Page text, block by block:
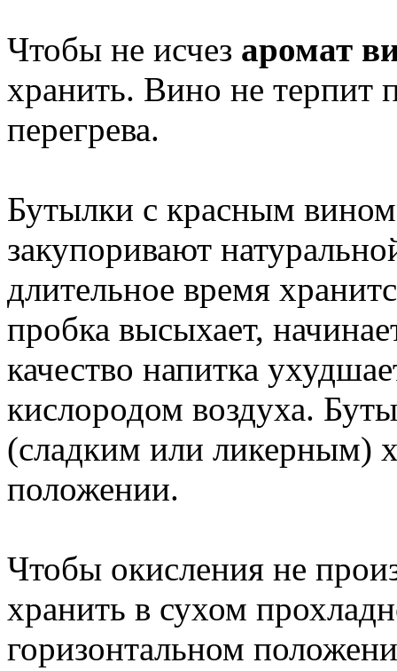
Чтобы не исчез аромат
хранить. Вино не терпит
перегрева.
Бутылки с красным
закупоривают
длительное время
пробка высыхает,
качество напитка
кислородом воздуха.
(сладким или ликерным)
положении.
Чтобы окисления не
хранить в сухом
горизонтальном